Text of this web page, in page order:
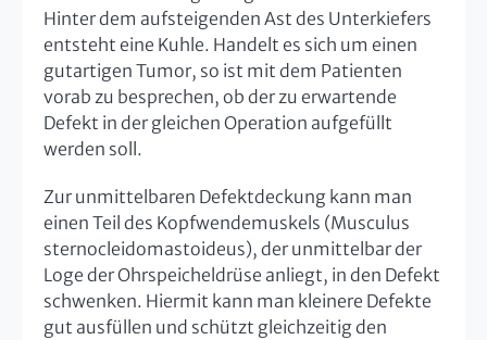
Hinter dem aufsteigenden Ast des Unterkiefers
entsteht eine Kuhle. Handelt es sich um einen
gutartigen Tumor, so ist mit dem Patienten
vorab zu besprechen, ob der zu erwartende
Defekt in der gleichen Operation aufgefüllt
werden soll.
Zur unmittelbaren Defektdeckung kann man
einen Teil des Kopfwendemuskels (Musculus
sternocleidomastoideus), der unmittelbar der
Loge der Ohrspeicheldrüse anliegt, in den Defekt
schwenken. Hiermit kann man kleinere Defekte
gut ausfüllen und schützt gleichzeitig den